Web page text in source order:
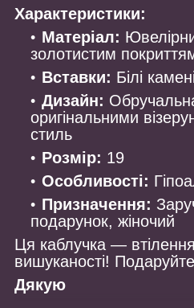
Характеристики:
Матеріал:
золотистим
Вставки: Білі камені
Дизайн:
оригінальними
стиль
Розмір: 19
Особливості:
Призначення:
подарунок, жіночий
Ця каблучка —
вишуканості! Подаруйте
Дякую